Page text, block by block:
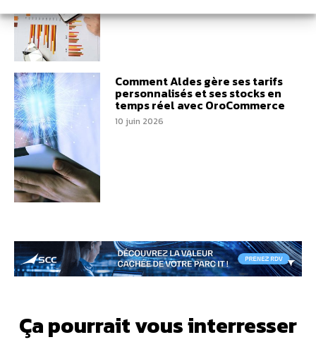
Comment Aldes gère ses tarifs
personnalisés et ses stocks en
temps réel avec OroCommerce
10 juin 2026
Ça pourrait vous interresser